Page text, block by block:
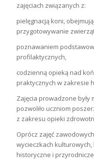
zajęciach związanych z:
pielęgnacją koni,
przygotowywanie
poznawaniem
profilaktycznych,
codzienną opieką nad
praktycznych w zakresie
Zajęcia prowadzone
pozwoliło uczniom
z zakresu opieki
Oprócz zajęć
wycieczkach
historyczne i